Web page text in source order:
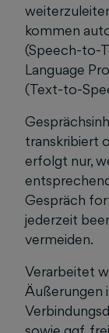
kommen
(Speech-to-
Language
(Text-to-
transkribiert
erfolgt nur,
Gespräch
jederzeit
vermeiden.
Verarbeitet
Äußerungen